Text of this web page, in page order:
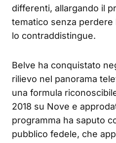
differenti, allargando il
tematico senza perdere
lo contraddistingue.
Belve ha conquistato
rilievo nel panorama
una formula
2018 su Nove e
programma ha saputo
pubblico fedele, che